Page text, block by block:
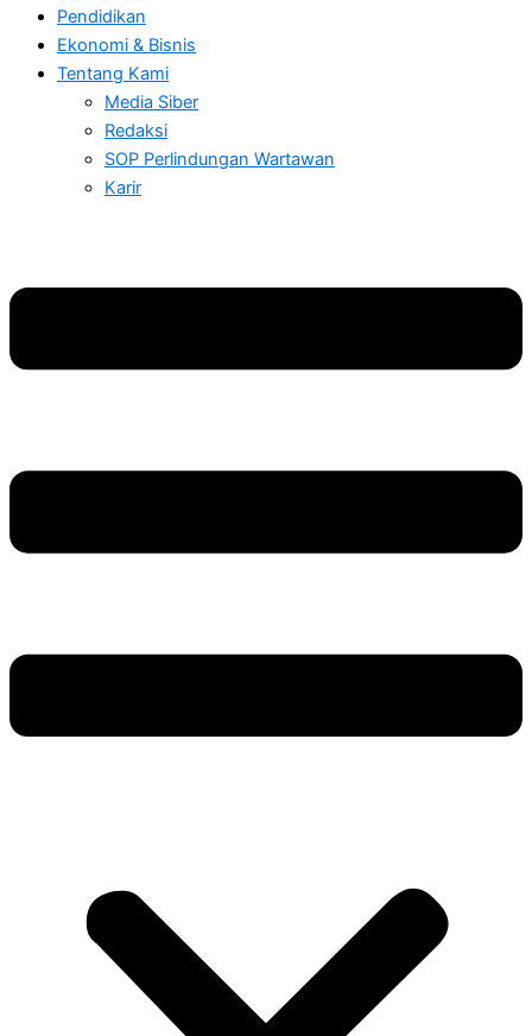
Pendidikan
Ekonomi & Bisnis
Tentang Kami
Media Siber
Redaksi
SOP Perlindungan Wartawan
Karir